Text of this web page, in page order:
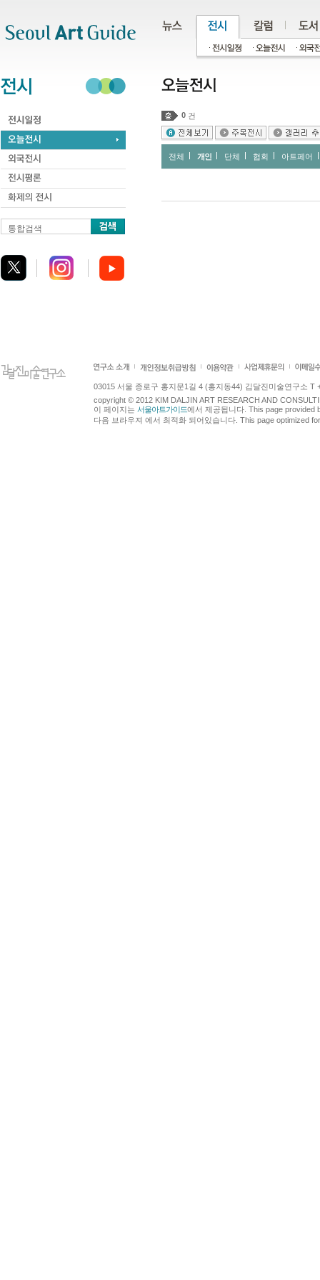
통합검색
0 건
전체 개인 단체 협회 아트페어
03015 서울 종로구 홍지문1길 4 (홍지동44) 김달진미술연구소 T
copyright © 2012 KIM DALJIN ART RESEARCH AND
이 페이지는 서울아트가이드에서 제공됩니다. This page provided
다음 브라우져 에서 최적화 되어있습니다. This page optimized